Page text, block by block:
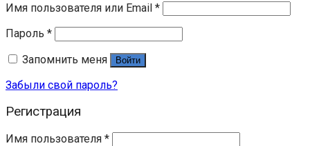
Имя пользователя или Email *
Пароль *
Запомнить меня
Войти
Забыли свой пароль?
Регистрация
Имя пользователя *